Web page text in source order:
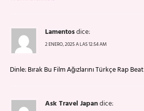
Lamentosdice:
2 ENERO, 2025 A LAS 12:54 AM
Dinle: Bırak Bu Film Ağızlarını Türkçe Rap Beat
Ask Travel Japandice: